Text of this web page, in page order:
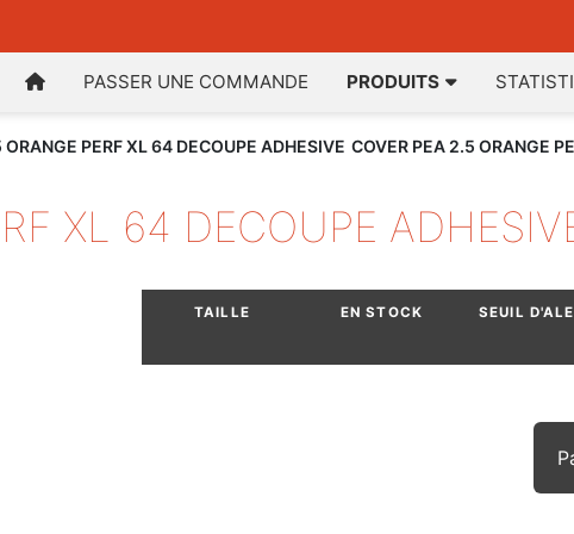
PASSER UNE COMMANDE PRODUITS
PERF XL 64 DECOUPE ADHESIVE COVER PEA 2.5 ORANGE
XL 64 DECOUPE
TAILLE EN STOCK SEUIL